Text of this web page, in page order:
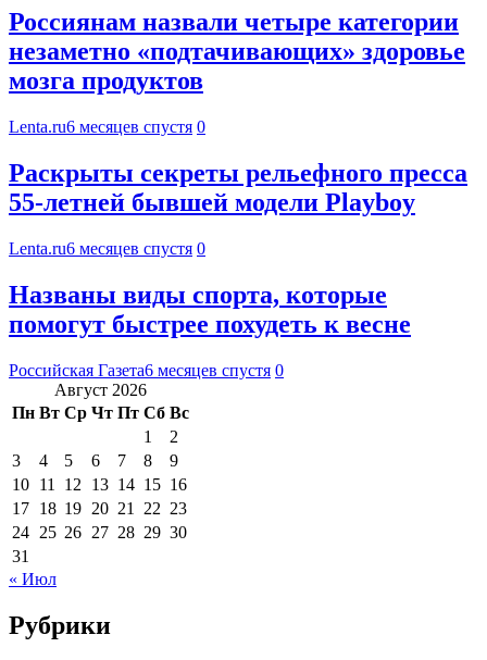
Россиянам назвали четыре категории
незаметно «подтачивающих» здоровье
мозга продуктов
Lenta.ru6 месяцев спустя 0
Раскрыты секреты рельефного пресса
55-летней бывшей модели Playboy
Lenta.ru6 месяцев спустя 0
Названы виды спорта, которые
помогут быстрее похудеть к весне
Российская Газета6 месяцев спустя 0
Август 2026
Пн Вт Ср Чт Пт Сб Вс
1
2
3
4 5 6 7 8
9
10 11 12 13 14 15 16
17 18 19 20 21 22 23
24 25 26 27 28 29 30
31
« Июл
Рубрики